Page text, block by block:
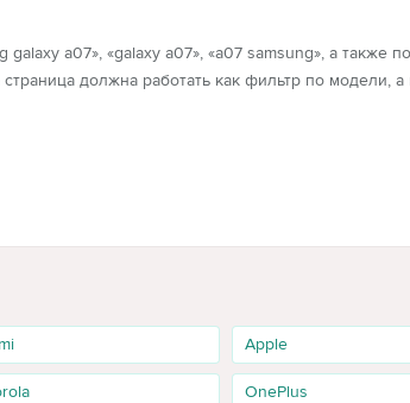
a07», «galaxy a07», «a07 samsung», а также
должна работать как фильтр по модели,
или уточнить срок поставки.
приложения и легкие повседневные задачи.
Apple
OnePlus